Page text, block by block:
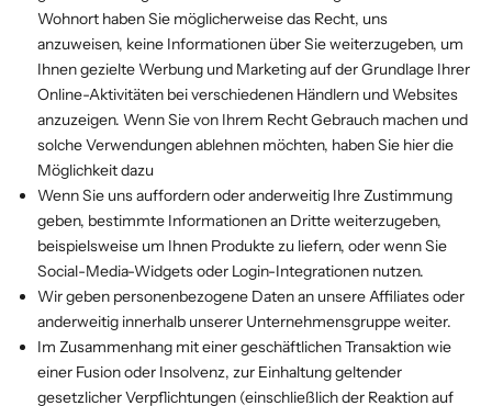
Wohnort haben Sie möglicherweise das Recht, uns
anzuweisen, keine Informationen über Sie weiterzugeben, um
Ihnen gezielte Werbung und Marketing auf der Grundlage Ihrer
Online-Aktivitäten bei verschiedenen Händlern und Websites
anzuzeigen. Wenn Sie von Ihrem Recht Gebrauch machen und
solche Verwendungen ablehnen möchten, haben Sie hier die
Möglichkeit dazu
Wenn Sie uns auffordern oder anderweitig Ihre Zustimmung
geben, bestimmte Informationen an Dritte weiterzugeben,
beispielsweise um Ihnen Produkte zu liefern, oder wenn Sie
Social-Media-Widgets oder Login-Integrationen nutzen.
Wir geben personenbezogene Daten an unsere Affiliates oder
anderweitig innerhalb unserer Unternehmensgruppe weiter.
Im Zusammenhang mit einer geschäftlichen Transaktion wie
einer Fusion oder Insolvenz, zur Einhaltung geltender
gesetzlicher Verpflichtungen (einschließlich der Reaktion auf